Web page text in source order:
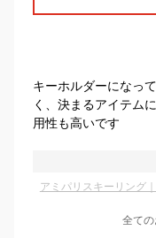
キーホルダーになっ
く、決まるアイテム
用性も高いです
アミパリスキーリング
全ての